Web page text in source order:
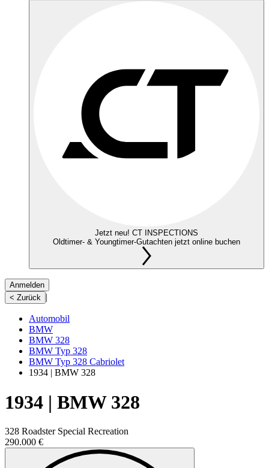
Jetzt neu! CT INSPECTIONS
Oldtimer- & Youngtimer-Gutachten jetzt online buchen
Anmelden
< Zurück |
Automobil
BMW
BMW 328
BMW Typ 328
BMW Typ 328 Cabriolet
1934 | BMW 328
1934 | BMW 328
328 Roadster Special Recreation
290.000 €